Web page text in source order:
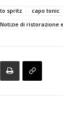
spritz capo tonic
Notizie di ristorazione